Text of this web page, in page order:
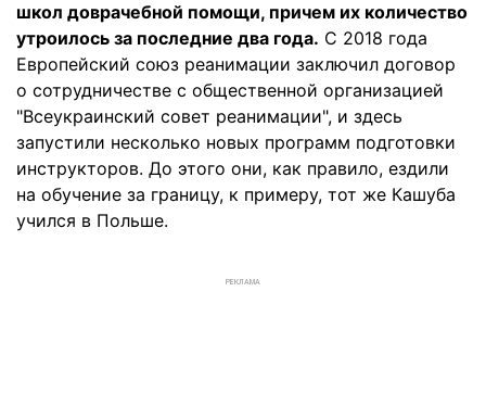
школ доврачебной помощи, причем их количество
утроилось за последние два года. С 2018 года
Европейский союз реанимации заключил договор
о сотрудничестве с общественной организацией
"Всеукраинский совет реанимации", и здесь
запустили несколько новых программ подготовки
инструкторов. До этого они, как правило, ездили
на обучение за границу, к примеру, тот же Кашуба
учился в Польше.
РЕКЛАМА